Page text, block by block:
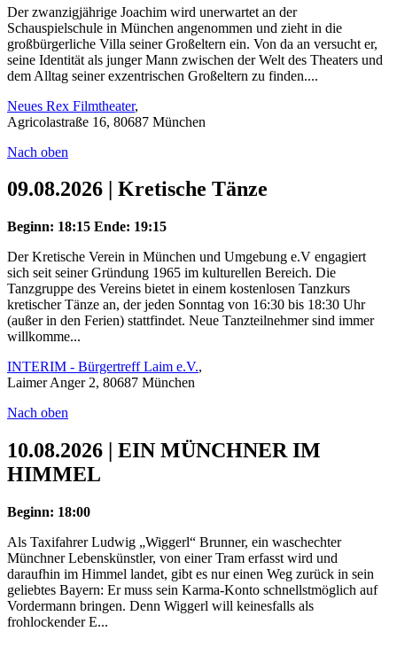
Der zwanzigjährige Joachim wird unerwartet an der
Schauspielschule in München angenommen und zieht in die
großbürgerliche Villa seiner Großeltern ein. Von da an versucht er,
seine Identität als junger Mann zwischen der Welt des Theaters und
dem Alltag seiner exzentrischen Großeltern zu finden....
Neues Rex Filmtheater,
Agricolastraße 16, 80687 München
Nach oben
09.08.2026 | Kretische Tänze
Beginn: 18:15 Ende: 19:15
Der Kretische Verein in München und Umgebung e.V engagiert
sich seit seiner Gründung 1965 im kulturellen Bereich. Die
Tanzgruppe des Vereins bietet in einem kostenlosen Tanzkurs
kretischer Tänze an, der jeden Sonntag von 16:30 bis 18:30 Uhr
(außer in den Ferien) stattfindet. Neue Tanzteilnehmer sind immer
willkomme...
INTERIM - Bürgertreff Laim e.V.,
Laimer Anger 2, 80687 München
Nach oben
10.08.2026 | EIN MÜNCHNER IM
HIMMEL
Beginn: 18:00
Als Taxifahrer Ludwig „Wiggerl“ Brunner, ein waschechter
Münchner Lebenskünstler, von einer Tram erfasst wird und
daraufhin im Himmel landet, gibt es nur einen Weg zurück in sein
geliebtes Bayern: Er muss sein Karma-Konto schnellstmöglich auf
Vordermann bringen. Denn Wiggerl will keinesfalls als
frohlockender E...